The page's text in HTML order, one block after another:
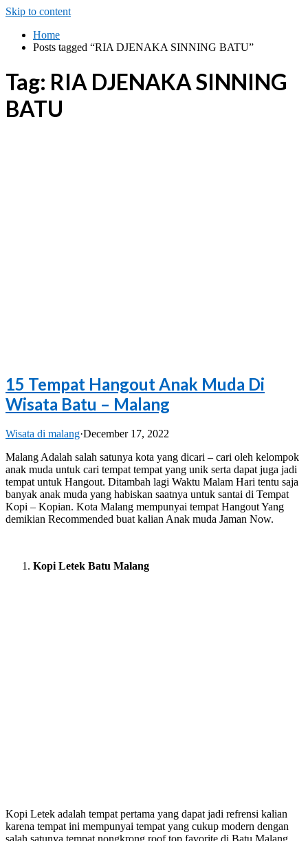
Skip to content
Home
Posts tagged “RIA DJENAKA SINNING BATU”
Tag: RIA DJENAKA SINNING
BATU
15 Tempat Hangout Anak Muda Di
Wisata Batu – Malang
Wisata di malang·December 17, 2022
Malang Adalah salah satunya kota yang dicari – cari oleh kelompok
anak muda untuk cari tempat tempat yang unik serta dapat juga jadi
tempat untuk Hangout. Ditambah lagi Waktu Malam Hari tentu saja
banyak anak muda yang habiskan saatnya untuk santai di Tempat
Kopi – Kopian. Kota Malang mempunyai tempat Hangout Yang
demikian Recommended buat kalian Anak muda Jaman Now.
Kopi Letek Batu Malang
Kopi Letek adalah tempat pertama yang dapat jadi refrensi kalian
karena tempat ini mempunyai tempat yang cukup modern dengan
salah satunya tempat nongkrong roof top favorite di Batu Malang.